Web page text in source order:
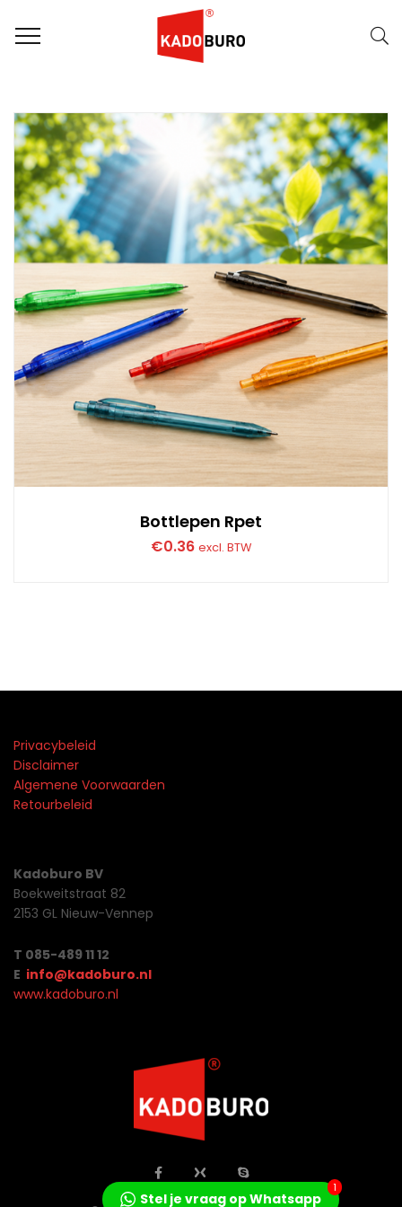
Naam (A-Z) FILTER
Bottlepen Rpet
€0.36 excl. BTW
Privacybeleid
Disclaimer
Algemene Voorwaarden
Retourbeleid
Kadoburo BV
Boekweitstraat 82
2153 GL Nieuw-Vennep
T 085-489 11 12
E info@kadoburo.nl
www.kadoburo.nl
Stel je vraag op Whatsapp
1